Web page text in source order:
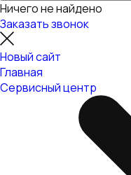
Ничего не найдено
Заказать звонок
Новый сайт
Главная
Сервисный центр